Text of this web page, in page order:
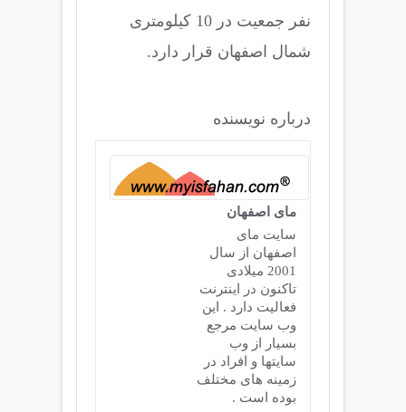
نفر جمعیت در 10 کیلومتری
شمال اصفهان قرار دارد.
درباره نویسنده
مای اصفهان
سایت مای
اصفهان از سال
2001 میلادی
تاکنون در اینترنت
فعالیت دارد . این
وب سایت مرجع
بسیار از وب
سایتها و افراد در
زمینه های مختلف
بوده است .